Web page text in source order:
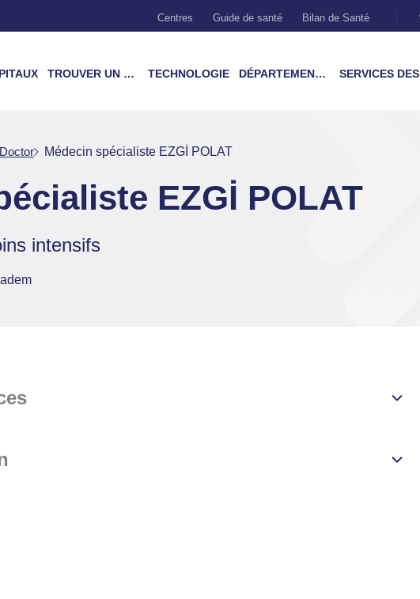
Centres Guide de santé Bilan de Santé
TROUVER UN MÉDECIN TECHNOLOGIE DÉPARTEMENTS & TRAITEMENTS SERVICES DES PATIENTS
Médecin spécialiste EZGİ POLAT
EZGİ POLAT
intensifs